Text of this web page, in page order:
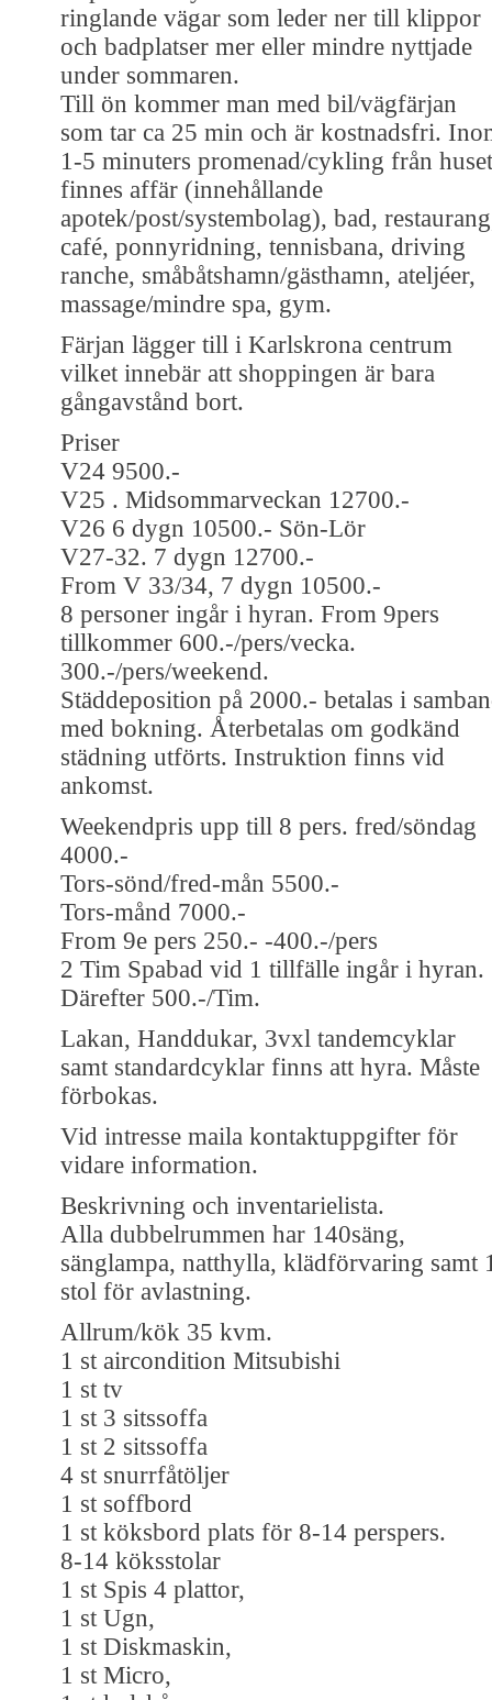
ringlande vägar som leder ner till klippor
och badplatser mer eller mindre nyttjade
under sommaren.
Till ön kommer man med bil/vägfärjan
som tar ca 25 min och är kostnadsfri.
1-5 minuters promenad/cykling från huset
finnes affär (innehållande
apotek/post/systembolag), bad,
café, ponnyridning, tennisbana, driving
ranche, småbåtshamn/gästhamn, ateljéer,
massage/mindre spa, gym.
Färjan lägger till i Karlskrona centrum
vilket innebär att shoppingen är bara
gångavstånd bort.
Priser
V24 9500.-
V25 . Midsommarveckan 12700.-
V26 6 dygn 10500.- Sön-Lör
V27-32. 7 dygn 12700.-
From V 33/34, 7 dygn 10500.-
8 personer ingår i hyran. From 9pers
tillkommer 600.-/pers/vecka.
300.-/pers/weekend.
Städdeposition på 2000.- betalas i
med bokning. Återbetalas om godkänd
städning utförts. Instruktion finns vid
ankomst.
Weekendpris upp till 8 pers. fred/söndag
4000.-
Tors-sönd/fred-mån 5500.-
Tors-månd 7000.-
From 9e pers 250.- -400.-/pers
2 Tim Spabad vid 1 tillfälle ingår i hyran.
Därefter 500.-/Tim.
Lakan, Handdukar, 3vxl tandemcyklar
samt standardcyklar finns att hyra. Måste
förbokas.
Vid intresse maila kontaktuppgifter för
vidare information.
Beskrivning och inventarielista.
Alla dubbelrummen har 140säng,
sänglampa, natthylla, klädförvaring samt
stol för avlastning.
Allrum/kök 35 kvm.
1 st aircondition Mitsubishi
1 st tv
1 st 3 sitssoffa
1 st 2 sitssoffa
4 st snurrfåtöljer
1 st soffbord
1 st köksbord plats för 8-14 perspers.
8-14 köksstolar
1 st Spis 4 plattor,
1 st Ugn,
1 st Diskmaskin,
1 st Micro,